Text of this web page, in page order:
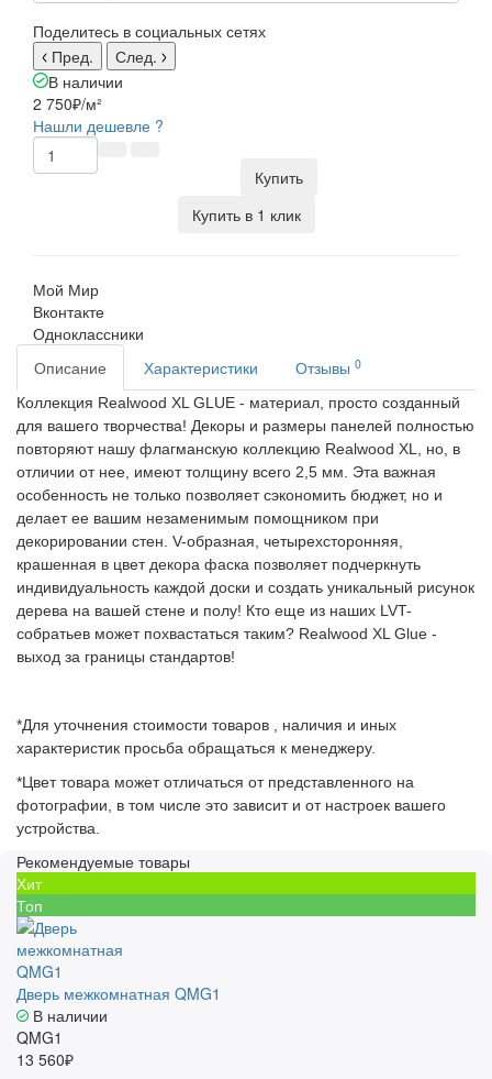
Поделитесь в социальных сетях
Пред.
След.
В наличии
2 750₽/м²
Нашли дешевле ?
Купить
Купить в 1 клик
Мой Мир
Вконтакте
Одноклассники
Описание
Характеристики Отзывы 0
Коллекция Realwood XL GLUE - материал, просто созданный
для вашего творчества! Декоры и размеры панелей полностью
повторяют нашу флагманскую коллекцию Realwood XL, но, в
отличии от нее, имеют толщину всего 2,5 мм. Эта важная
особенность не только позволяет сэкономить бюджет, но и
делает ее вашим незаменимым помощником при
декорировании стен. V-образная, четырехсторонняя,
крашенная в цвет декора фаска позволяет подчеркнуть
индивидуальность каждой доски и создать уникальный рисунок
дерева на вашей стене и полу! Кто еще из наших LVT-
собратьев может похвастаться таким? Realwood XL Glue -
выход за границы стандартов!
*Для уточнения стоимости товаров , наличия и иных
характеристик просьба обращаться к менеджеру.
*Цвет товара может отличаться от представленного на
фотографии, в том числе это зависит и от настроек вашего
устройства.
Рекомендуемые товары
Хит
Топ
Дверь межкомнатная QMG1
В наличии
QMG1
13 560₽